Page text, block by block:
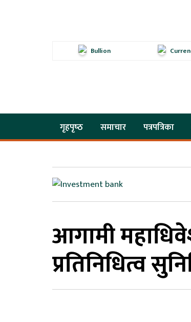
Bullion
गृहपृष्‍ठ समाचार पत्रपत्रिका
आगामी
प्रतिनिधित्व